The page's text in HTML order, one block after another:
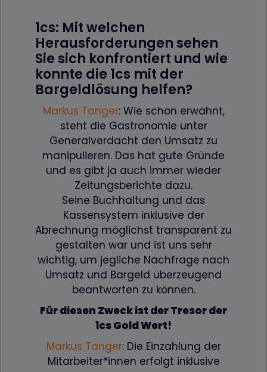
1cs: Mit welchen
Herausforderungen sehen
Sie sich konfrontiert und wie
konnte die 1cs mit der
Bargeldlösung helfen?
Markus Tanger: Wie schon erwähnt,
steht die Gastronomie unter
Generalverdacht den Umsatz zu
manipulieren. Das hat gute Gründe
und es gibt ja auch immer wieder
Zeitungsberichte dazu.
Seine Buchhaltung und das
Kassensystem inklusive der
Abrechnung möglichst transparent zu
gestalten war und ist uns sehr
wichtig, um jegliche Nachfrage nach
Umsatz und Bargeld überzeugend
beantworten zu können.
Für diesen Zweck ist der Tresor der
1cs Gold Wert!
Markus Tanger: Die Einzahlung der
Mitarbeiter*innen erfolgt inklusive